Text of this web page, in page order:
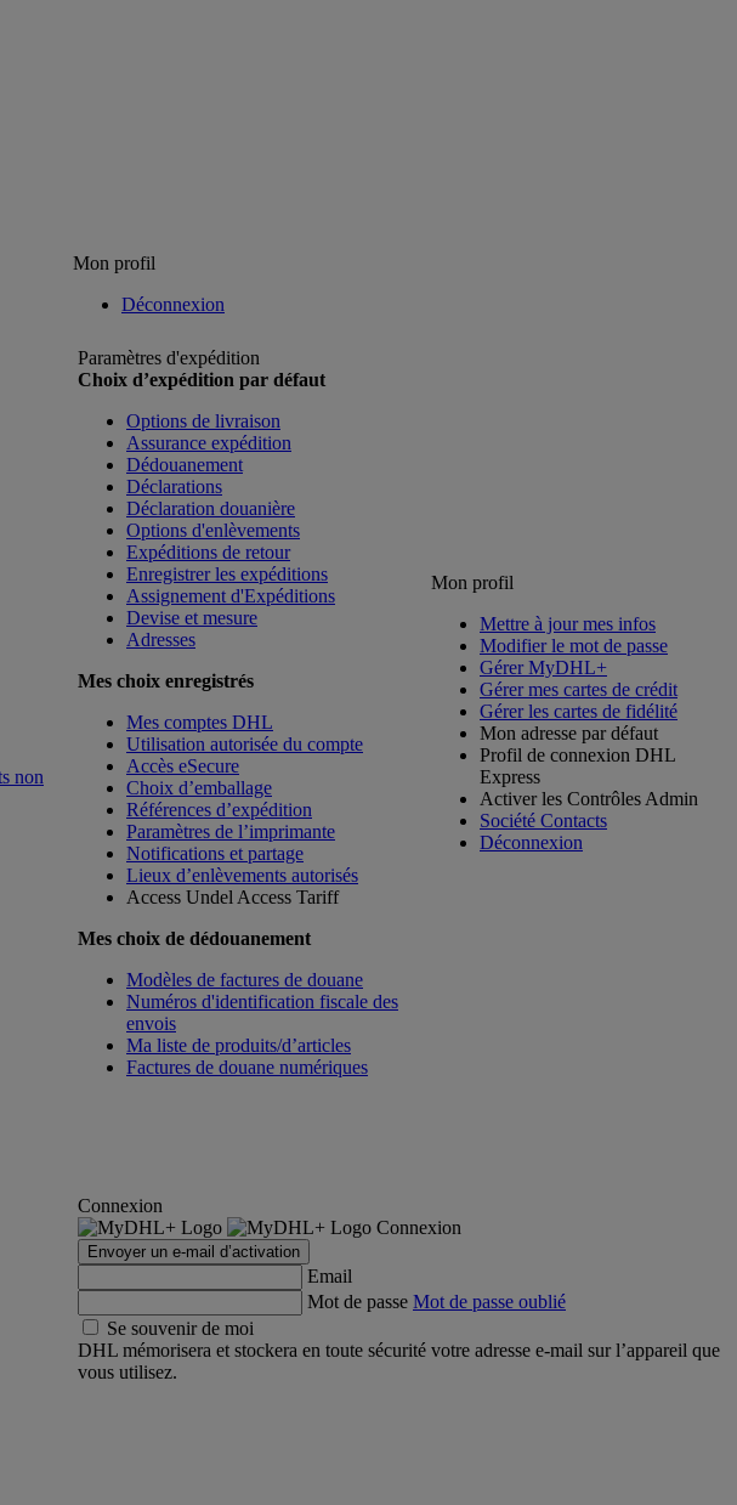
Mon profil
Déconnexion
non
Paramètres d'expédition
Choix d’expédition par défaut
Options de livraison
Assurance expédition
Dédouanement
Déclarations
Déclaration douanière
Options d'enlèvements
Expéditions de retour
Enregistrer les expéditions
Assignement d'Expéditions
Devise et mesure
Adresses
Mes choix enregistrés
Mes comptes DHL
Utilisation autorisée du compte
Accès eSecure
Choix d’emballage
Références d’expédition
Paramètres de l’imprimante
Notifications et partage
Lieux d’enlèvements autorisés
Access Undel Access Tariff
Mes choix de dédouanement
Modèles de factures de douane
Numéros d'identification fiscale des
envois
Ma liste de produits/d’articles
Factures de douane numériques
Mon profil
Mettre à jour mes infos
Modifier le mot de passe
Gérer MyDHL+
Gérer mes cartes de crédit
Gérer les cartes de fidélité
Mon adresse par défaut
Profil de connexion DHL
Express
Activer les Contrôles Admin
Société Contacts
Déconnexion
Connexion
Connexion
Envoyer un e-mail d’activation
Email
Mot de passe Mot de passe oublié
Se souvenir de moi
DHL mémorisera et stockera en toute sécurité votre adresse e-mail sur l’appareil que
vous utilisez.